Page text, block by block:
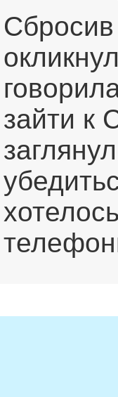
Сбросив
зайти к